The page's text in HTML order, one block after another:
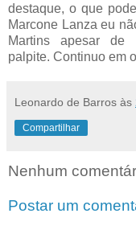
destaque, o que
Marcone Lanza eu
Martins apesar de
palpite. Continuo em
Leonardo de Barros às
Compartilhar
Nenhum
Postar um